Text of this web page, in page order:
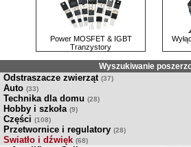
Power MOSFET & IGBT
Tranzystory
Wyszukiwanie
Odstraszacze zwierząt (37)
Auto (33)
Technika dla domu (28)
Hobby i szkoła (9)
Części (108)
Przetwornice i regulatory (28)
Swiatło i dźwięk (68)